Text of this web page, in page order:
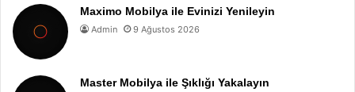
Maximo Mobilya ile Evinizi Yenileyin
Admin 9 Ağustos 2026
Master Mobilya ile Şıklığı Yakalayın